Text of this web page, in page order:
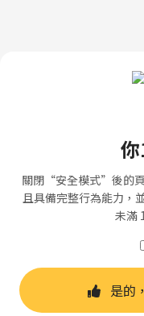
關閉“安全模式”後的
且具備完整行為能力，
未滿
是的